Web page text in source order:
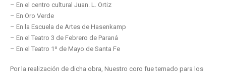
– En el centro cultural Juan. L. Ortiz
– En Oro Verde
– En la Escuela de Artes de Hasenkamp
– En el Teatro 3 de Febrero de Paraná
– En el Teatro 1º de Mayo de Santa Fe
Por la realización de dicha obra, Nuestro coro fue ternado para los